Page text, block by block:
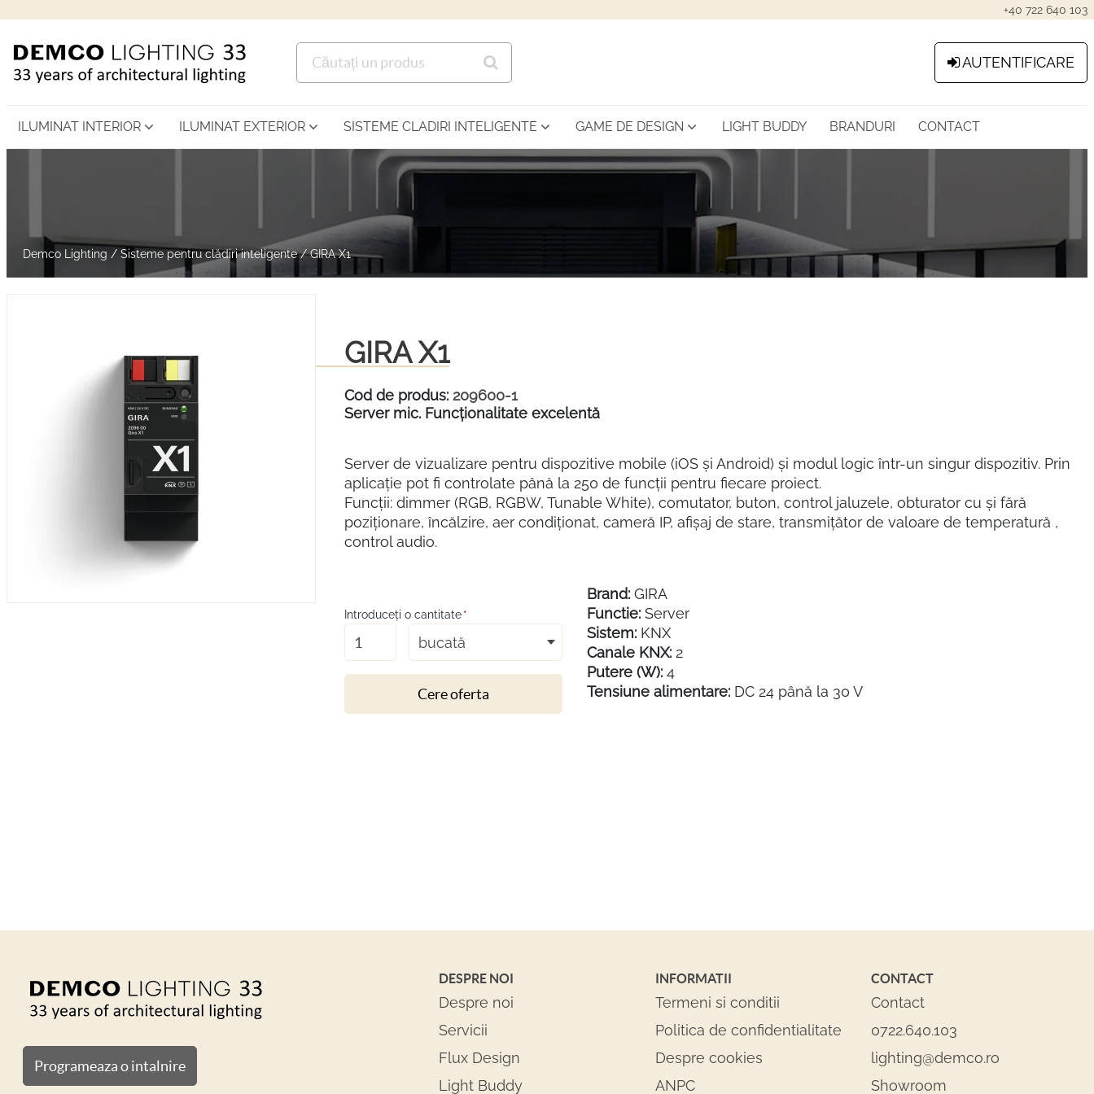
+40 722 640 103
AUTENTIFICARE
ILUMINAT INTERIOR ILUMINAT EXTERIOR SISTEME CLADIRI INTELIGENTE GAME DE DESIGN LIGHT BUDDY BRANDURI CONTACT
Demco Lighting / Sisteme pentru clădiri inteligente / GIRA X1
GIRA X1
Cod de produs: 209600-1
Server mic. Funcționalitate excelentă
Introduceţi o cantitate*
bucată
Cere oferta
Brand: GIRA
Functie: Server
Sistem: KNX
Canale KNX: 2
Putere (W): 4
Tensiune alimentare: DC 24 până la 30 V
Server de vizualizare pentru dispozitive mobile (iOS și Android) și modul logic într-un singur dispozitiv. Prin
aplicație pot fi controlate până la 250 de funcții pentru fiecare proiect.
Funcții: dimmer (RGB, RGBW, Tunable White), comutator, buton, control jaluzele, obturator cu și fără
poziționare, încălzire, aer condiționat, cameră IP, afișaj de stare, transmițător de valoare de temperatură ,
control audio.
Programeaza o intalnire
DESPRE NOI
Despre noi
Servicii
Flux Design
Light Buddy
INFORMATII
Termeni si conditii
Politica de confidentialitate
Despre cookies
ANPC
CONTACT
Contact
0722.640.103
lighting@demco.ro
Showroom